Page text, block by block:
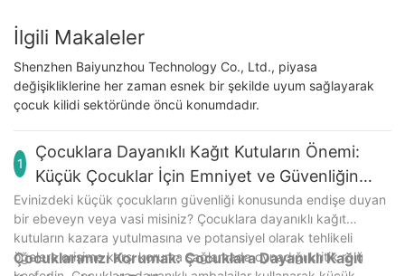
İlgili Makaleler
Shenzhen Baiyunzhou Technology Co., Ltd., piyasa
değişikliklerine her zaman esnek bir şekilde uyum sağlayarak
çocuk kilidi sektöründe öncü konumdadır.
1
Çocuklara Dayanıklı Kağıt Kutuların Önemi:
Küçük Çocuklar İçin Emniyet ve Güvenliğin
Sağlanması
Evinizdeki küçük çocukların güvenliği konusunda endişe duyan
bir ebeveyn veya vasi misiniz? Çocuklara dayanıklı kağıt
kutuların kazara yutulmasına ve potansiyel olarak tehlikeli
öğelere erişime karşı koruma sağlamada oynadığı kritik rolü
Çocuklarımızı Korumak: Çocuklara Dayanıklı Kağıt